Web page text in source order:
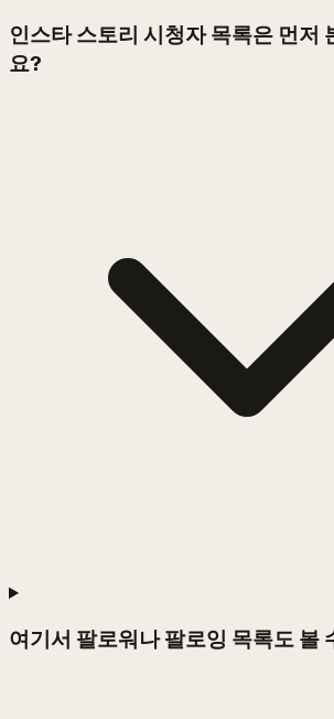
인스타 스토리 시청자 목록은 먼저
요?
여기서 팔로워나 팔로잉 목록도 볼